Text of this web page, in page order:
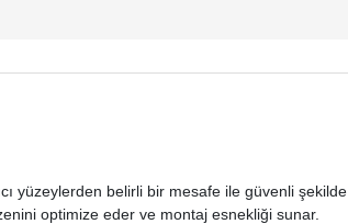
yüzeylerden belirli bir mesafe ile güvenli şekilde
optimize eder ve montaj esnekliği sunar.